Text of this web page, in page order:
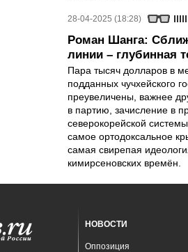
28-04-2025 (18:28)
Роман Шанга:
линии – глубинная
Пара тысяч долларов в
подданных чучхейского
преувеличены, важнее
в партию, зачисление в
северокорейской
самое ортодоксальное
самая свирепая
кимирсеновских времён.
НОВОСТИ
Оппозиция